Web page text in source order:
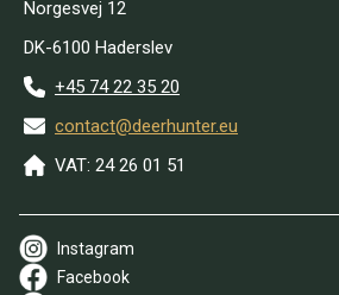
Norgesvej 12
DK-6100 Haderslev
+45 74 22 35 20
contact@deerhunter.eu
VAT: 24 26 01 51
Instagram
Facebook